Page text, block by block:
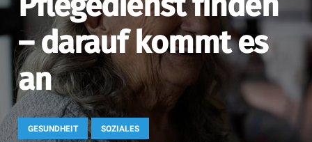
– darauf kommt es
an
GESUNDHEIT SOZIALES